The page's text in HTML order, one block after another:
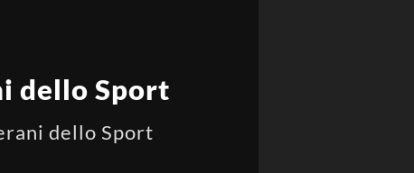
dello Sport
dello Sport